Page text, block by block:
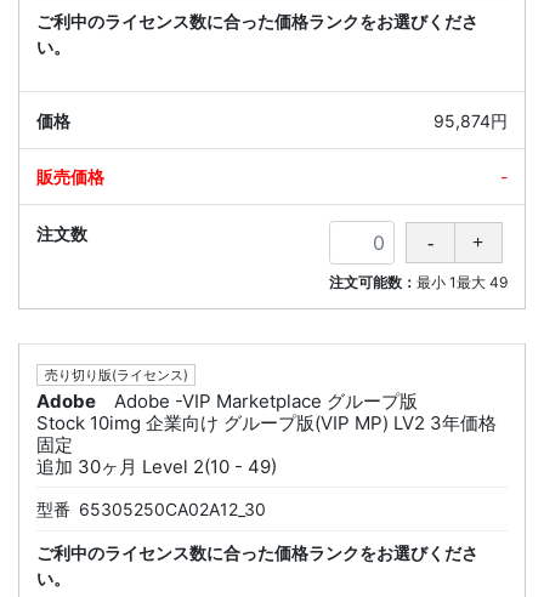
ご利中のライセンス数に合った価格ランクをお選びくださ
い。
95,874円
-
注文可能数： 最小 1最大 49
売り切り版(ライセンス)
Adobe
Adobe -VIP Marketplace グループ版
Stock 10img 企業向け グループ版(VIP MP) LV2 3年価格
固定
追加 30ヶ月 Level 2(10 - 49)
型番 65305250CA02A12_30
ご利中のライセンス数に合った価格ランクをお選びくださ
い。